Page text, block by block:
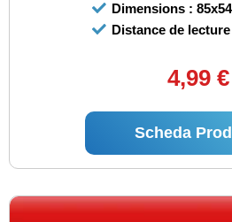
Dimensions :
Distance de
4,99 €
Scheda